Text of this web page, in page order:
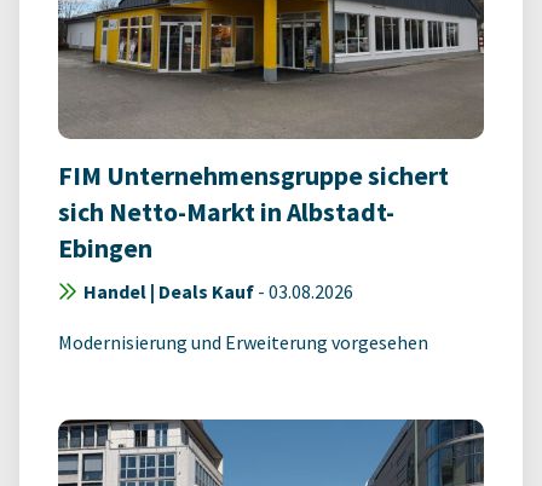
FIM Unternehmensgruppe sichert
sich Netto-Markt in Albstadt-
Ebingen
Handel | Deals Kauf - 03.08.2026
Modernisierung und Erweiterung vorgesehen